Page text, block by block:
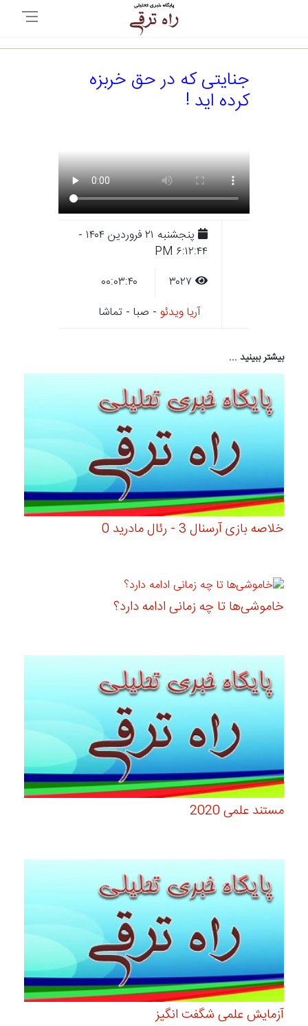
جنایتی که در حق خربزه
کرده اید !
پنجشنبه ۲۱ فروردين ۱۴۰۴ -
۶:۱۲:۴۴ PM
آریا ویدئو - صبا - تماشا
بیشتر ببینید ...
خلاصه بازی آرسنال 3 - رئال مادرید 0
خاموشی‌ها تا چه زمانی ادامه دارد؟
مستند علمی 2020
آزمایش علمی شگفت انگیز